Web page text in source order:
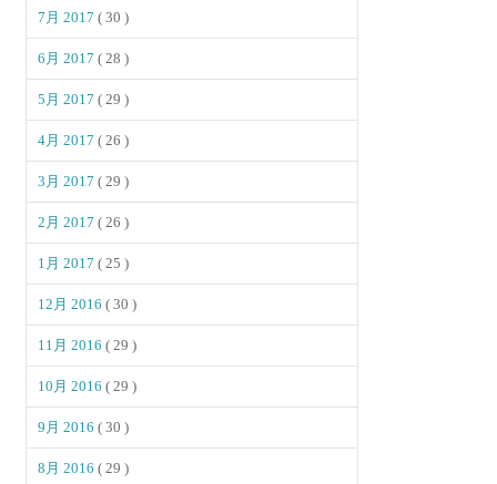
7月 2017( 30 )
6月 2017( 28 )
5月 2017( 29 )
4月 2017( 26 )
3月 2017( 29 )
2月 2017( 26 )
1月 2017( 25 )
12月 2016( 30 )
11月 2016( 29 )
10月 2016( 29 )
9月 2016( 30 )
8月 2016( 29 )